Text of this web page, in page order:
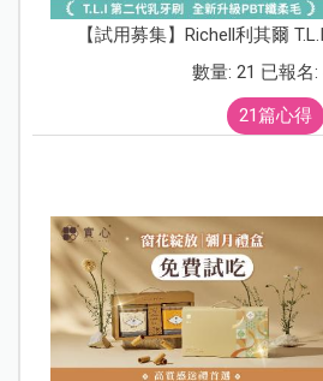
【試用募集】Richell利其爾
數量: 21 已報名:
21篇心得